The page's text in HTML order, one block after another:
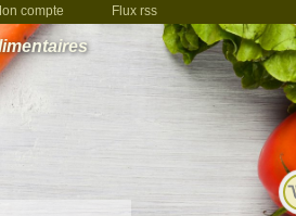
compte Flux rss